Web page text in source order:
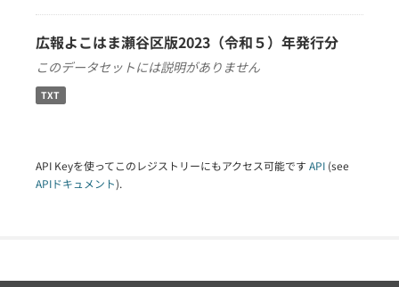
広報よこはま瀬谷区版2023（令和５）年発行分
このデータセットには説明がありません
TXT
API Keyを使ってこのレジストリーにもアクセス可能です API (see
APIドキュメント).